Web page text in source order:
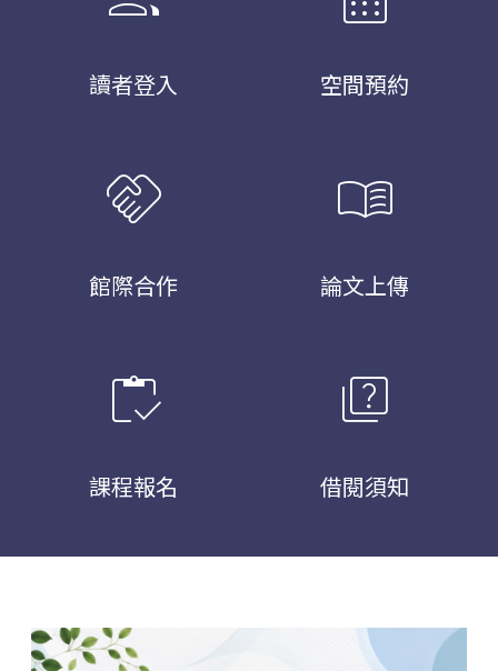
讀者登入 空間預約
handshake
館際合作
menu_book
論文上傳
inventory
課程報名
quiz
借閱須知